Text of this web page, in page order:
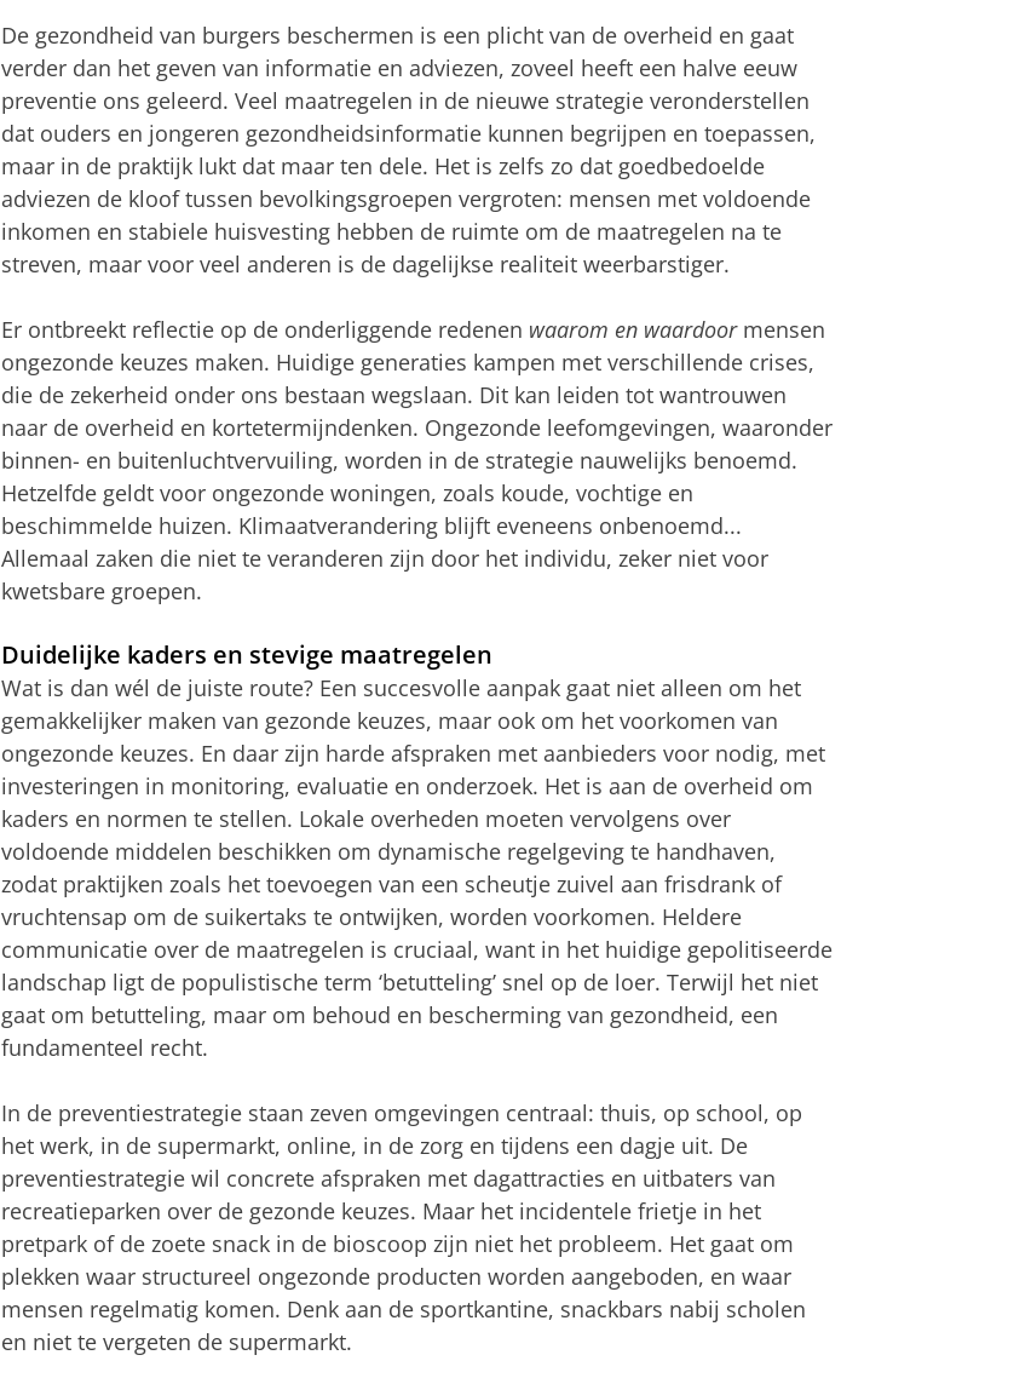
De gezondheid van burgers beschermen is een plicht van de overheid en gaat
verder dan het geven van informatie en adviezen, zoveel heeft een halve eeuw
preventie ons geleerd. Veel maatregelen in de nieuwe strategie veronderstellen
dat ouders en jongeren gezondheidsinformatie kunnen begrijpen en toepassen,
maar in de praktijk lukt dat maar ten dele. Het is zelfs zo dat goedbedoelde
adviezen de kloof tussen bevolkingsgroepen vergroten: mensen met voldoende
inkomen en stabiele huisvesting hebben de ruimte om de maatregelen na te
streven, maar voor veel anderen is de dagelijkse realiteit weerbarstiger.
Er ontbreekt reflectie op de onderliggende redenen waarom en waardoormensen
ongezonde keuzes maken. Huidige generaties kampen met verschillende crises,
die de zekerheid onder ons bestaan wegslaan. Dit kan leiden tot wantrouwen
naar de overheid en kortetermijndenken. Ongezonde leefomgevingen, waaronder
binnen- en buitenluchtvervuiling, worden in de strategie nauwelijks benoemd.
Hetzelfde geldt voor ongezonde woningen, zoals koude, vochtige en
beschimmelde huizen. Klimaatverandering blijft eveneens onbenoemd...
Allemaal zaken die niet te veranderen zijn door het individu, zeker niet voor
kwetsbare groepen.
Duidelijke kaders en stevige maatregelen
Wat is dan wél de juiste route? Een succesvolle aanpak gaat niet alleen om het
gemakkelijker maken van gezonde keuzes, maar ook om het voorkomen van
ongezonde keuzes. En daar zijn harde afspraken met aanbieders voor nodig, met
investeringen in monitoring, evaluatie en onderzoek. Het is aan de overheid om
kaders en normen te stellen. Lokale overheden moeten vervolgens over
voldoende middelen beschikken om dynamische regelgeving te handhaven,
zodat praktijken zoals het toevoegen van een scheutje zuivel aan frisdrank of
vruchtensap om de suikertaks te ontwijken, worden voorkomen. Heldere
communicatie over de maatregelen is cruciaal, want in het huidige gepolitiseerde
landschap ligt de populistische term ‘betutteling’ snel op de loer. Terwijl het niet
gaat om betutteling, maar om behoud en bescherming van gezondheid, een
fundamenteel recht.
In de preventiestrategie staan zeven omgevingen centraal: thuis, op school, op
het werk, in de supermarkt, online, in de zorg en tijdens een dagje uit. De
preventiestrategie wil concrete afspraken met dagattracties en uitbaters van
recreatieparken over de gezonde keuzes. Maar het incidentele frietje in het
pretpark of de zoete snack in de bioscoop zijn niet het probleem. Het gaat om
plekken waar structureel ongezonde producten worden aangeboden, en waar
mensen regelmatig komen. Denk aan de sportkantine, snackbars nabij scholen
en niet te vergeten de supermarkt.